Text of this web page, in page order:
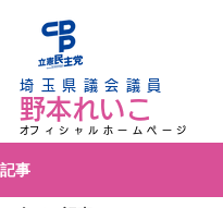
野本れいこ
​オフィシャルホームページ
埼玉県議会議員
記事